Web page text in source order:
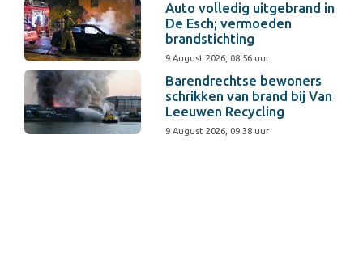
Auto volledig uitgebrand in
De Esch; vermoeden
brandstichting
9 August 2026, 08:56 uur
Barendrechtse bewoners
schrikken van brand bij Van
Leeuwen Recycling
9 August 2026, 09:38 uur